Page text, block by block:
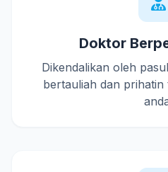
Doktor
Dikendalikan oleh
bertauliah dan